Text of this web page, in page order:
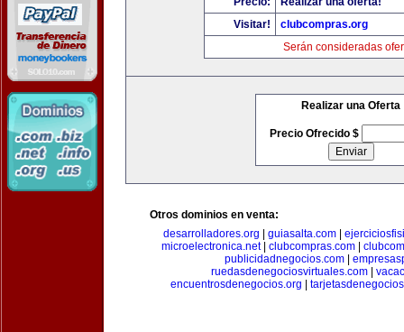
Visitar!
clubcompras.org
Serán consideradas
Realizar una Oferta
Precio Ofrecido $
Otros dominios en venta:
desarrolladores.org
guiasalta.com|
microelectronica.net| clubcompras.com
publicidadnegocios.com
ruedasdenegociosvirtuales.com|
encuentrosdenegocios.org